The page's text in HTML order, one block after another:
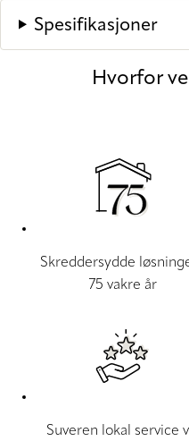
Spesifikasjoner
Hvorfor
Skreddersydde
75 vakre år
Suveren lokal service